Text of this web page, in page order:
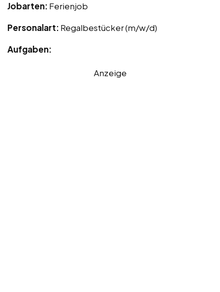
Jobarten: Ferienjob
Personalart: Regalbestücker (m/w/d)
Aufgaben:
Anzeige